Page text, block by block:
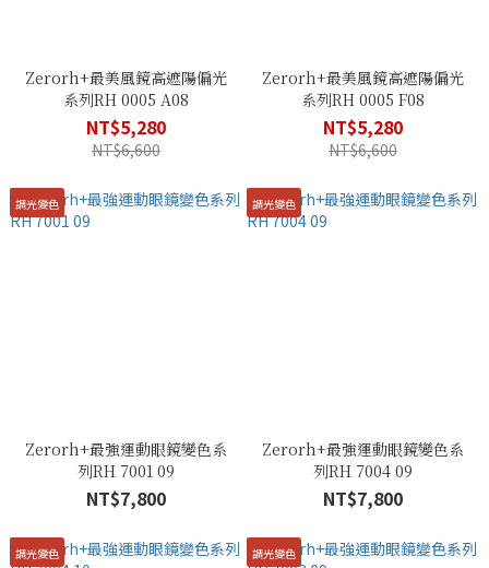
Zerorh+最美風鏡高遮陽偏光
系列RH 0005 A08
NT$5,280
NT$6,600
Zerorh+最美風鏡高遮陽偏光
系列RH 0005 F08
NT$5,280
NT$6,600
調光變色
Zerorh+最強運動眼鏡變色系
列RH 7001 09
NT$7,800
調光變色
Zerorh+最強運動眼鏡變色系
列RH 7004 09
NT$7,800
調光變色 調光變色